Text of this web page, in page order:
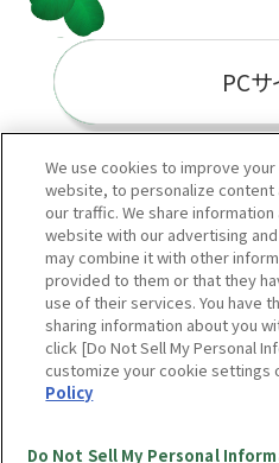
PCサ
当サイトの表示価格は個別に税込・税抜等
We use cookies to improve
website, to personalize content
our traffic. We share
website with our advertising
may combine it with other
provided to them or that they
use of their services. You have
sharing information about you
click [Do Not Sell My Personal
customize your cookie settings
Policy
Do Not Sell My Personal